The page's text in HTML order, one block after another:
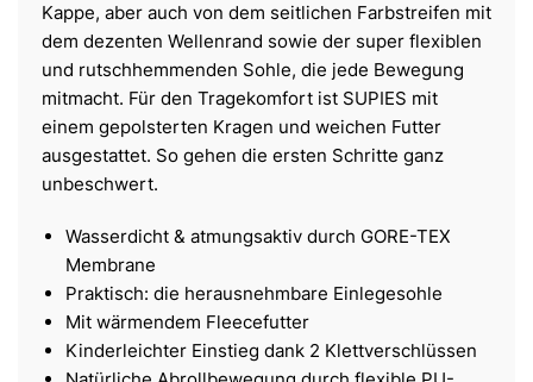
Kappe, aber auch von dem seitlichen Farbstreifen mit
dem dezenten Wellenrand sowie der super flexiblen
und rutschhemmenden Sohle, die jede Bewegung
mitmacht. Für den Tragekomfort ist SUPIES mit
einem gepolsterten Kragen und weichen Futter
ausgestattet. So gehen die ersten Schritte ganz
unbeschwert.
Wasserdicht & atmungsaktiv durch GORE-TEX
Membrane
Praktisch: die herausnehmbare Einlegesohle
Mit wärmendem Fleecefutter
Kinderleichter Einstieg dank 2 Klettverschlüssen